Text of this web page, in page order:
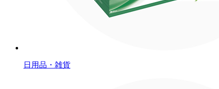
日用品・雑貨